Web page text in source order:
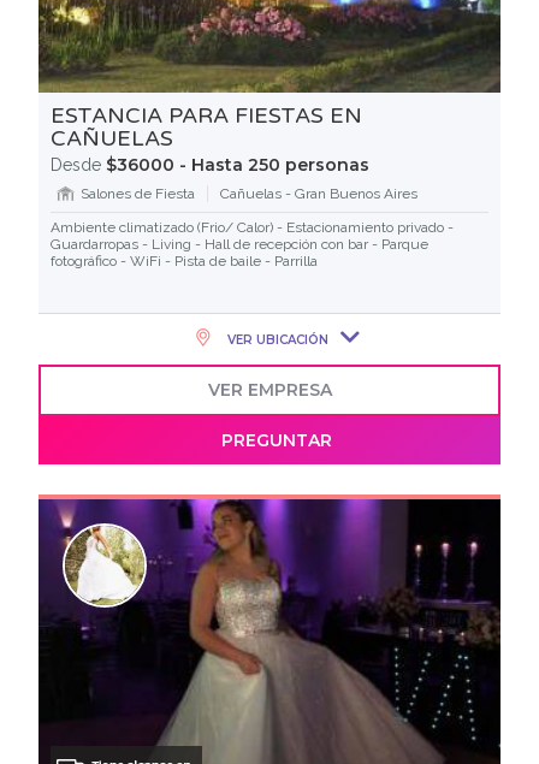
ESTANCIA PARA FIESTAS EN
CAÑUELAS
Desde $36000 - Hasta 250 personas
Salones de Fiesta
Cañuelas - Gran Buenos Aires
Ambiente climatizado (Frio/ Calor) - Estacionamiento privado -
Guardarropas - Living - Hall de recepción con bar - Parque
fotográfico - WiFi - Pista de baile - Parrilla
VER UBICACIÓN
VER EMPRESA
PREGUNTAR